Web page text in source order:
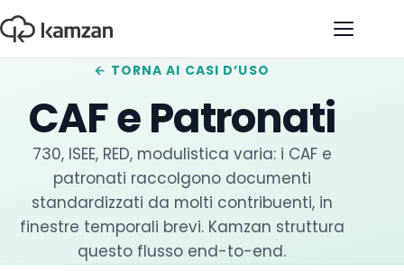
Apri il
← TORNA AI CASI D’USO
CAF e Patronati
730, ISEE, RED, modulistica varia: i CAF e
patronati raccolgono documenti
standardizzati da molti contribuenti, in
finestre temporali brevi. Kamzan struttura
questo flusso end-to-end.